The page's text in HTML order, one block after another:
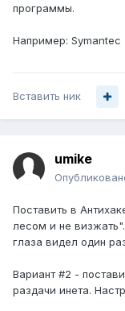
программы.
Например: Symantec
Вставить ник
umike
Поставить в
лесом и не
глаза видел один
Вариант #2 -
раздачи инета.